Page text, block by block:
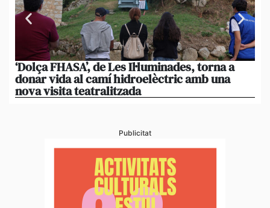
‘Dolça FHASA’, de Les Il·luminades, torna a
donar vida al camí hidroelèctric amb una
nova visita teatralitzada
Publicitat